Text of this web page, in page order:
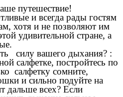
путешествие!
и всегда рады гостям
хотя и не позволяют им
удивительной стране, а
силу вашего дыхания? :
салфетке, постройтесь по
салфетку сомните,
и сильно подуйте на
дальше всех? Если